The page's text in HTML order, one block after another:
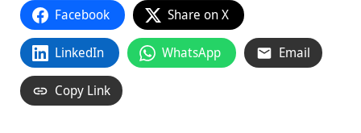
Facebook Share on X
LinkedIn WhatsApp Email
Copy Link